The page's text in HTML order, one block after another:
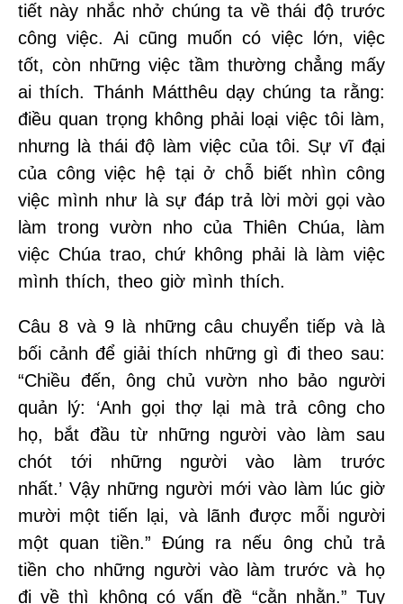
tiết này nhắc nhở chúng ta về thái độ trước
công việc. Ai cũng muốn có việc lớn, việc
tốt, còn những việc tầm thường chẳng mấy
ai thích. Thánh Mátthêu dạy chúng ta rằng:
điều quan trọng không phải loại việc tôi làm,
nhưng là thái độ làm việc của tôi. Sự vĩ đại
của công việc hệ tại ở chỗ biết nhìn công
việc mình như là sự đáp trả lời mời gọi vào
làm trong vườn nho của Thiên Chúa, làm
việc Chúa trao, chứ không phải là làm việc
mình thích, theo giờ mình thích.
Câu 8 và 9 là những câu chuyển tiếp và là
bối cảnh để giải thích những gì đi theo sau:
“Chiều đến, ông chủ vườn nho bảo người
quản lý: ‘Anh gọi thợ lại mà trả công cho
họ, bắt đầu từ những người vào làm sau
chót tới những người vào làm trước
nhất.’ Vậy những người mới vào làm lúc giờ
mười một tiến lại, và lãnh được mỗi người
một quan tiền.” Đúng ra nếu ông chủ trả
tiền cho những người vào làm trước và họ
đi về thì không có vấn đề “cằn nhằn.” Tuy